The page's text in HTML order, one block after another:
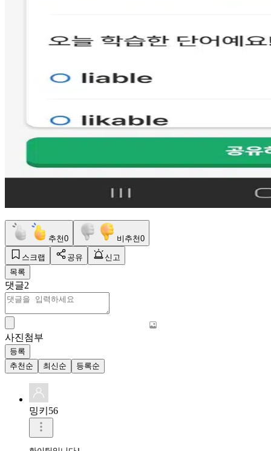
추천0 비추천0
스크랩 공유
신고
목록
댓글2
사진첨부
등록
추천순
최신순 등록순
밍키56